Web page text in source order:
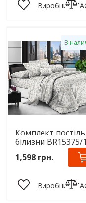
Виробник:
В
Комплект
білизни BR15375/1
1,598 грн.
Виробник: